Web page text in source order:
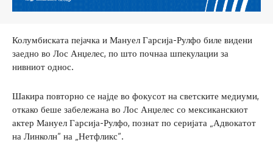
Колумбиската пејачка и Мануел Гарсија-Рулфо биле видени
заедно во Лос Анџелес, по што почнаа шпекулации за
нивниот однос.
Шакира повторно се најде во фокусот на светските медиуми,
откако беше забележана во Лос Анџелес со мексиканскиот
актер Мануел Гарсија-Рулфо, познат по серијата „Адвокатот
на Линколн“ на „Нетфликс“.